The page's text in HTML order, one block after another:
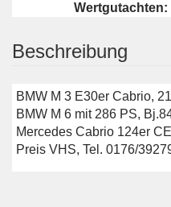
Wertgutachten:
Beschreibung
BMW M 3 E30er Cabrio,
BMW M 6 mit 286 PS,
Mercedes Cabrio 124er
Preis VHS, Tel. 0176/